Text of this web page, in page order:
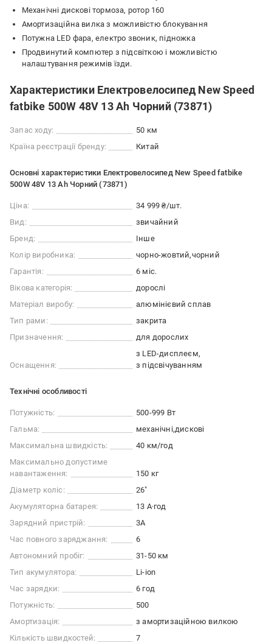
Механічні дискові тормоза, ротор 160
Амортизаційна вилка з можливістю блокування
Потужна LED фара, електро звоник, підножка
Продвинутий компютер з підсвіткою і можливістю
налаштування режимів їзди.
Характеристики Електровелосипед New Speed
fatbike 500W 48V 13 Ah Чорний (73871)
Запас ходу:
50 км
Країна реєстрації бренду:
Китай
Основні характеристики Електровелосипед New Speed fatbike
500W 48V 13 Ah Чорний (73871)
Ціна:
34 999 ₴/шт.
Вид:
звичайний
Бренд:
Інше
Колір виробника:
чорно-жовтий чорний
Гарантія:
6 міс.
Вікова категорія:
дорослі
Матеріал виробу:
алюмінієвий сплав
Тип рами:
закрита
Призначення:
для дорослих
Оснащення:
з LED-дисплеєм
з підсвічуванням
Технічні особливості
Потужність:
500-999 Вт
Гальма:
механічні дискові
Максимальна швидкість:
40 км/год
Максимально допустиме
навантаження:
150 кг
Діаметр коліс:
26"
Акумуляторна батарея:
13 А·год
Зарядний пристрій:
3А
Час повного заряджання:
6
Автономний пробіг:
31-50 км
Тип акумулятора:
Li-ion
Час зарядки:
6 год
Потужність:
500
Амортизація:
з амортизаційною вилкою
Кількість швидкостей:
7